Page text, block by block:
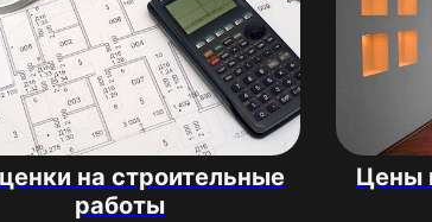
на строительные
работы
Цены